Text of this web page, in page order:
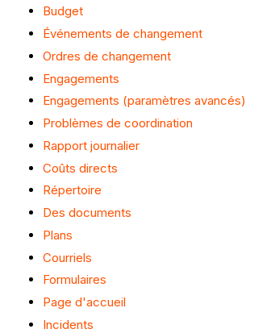
Budget
Événements de changement
Ordres de changement
Engagements
Engagements (paramètres avancés)
Problèmes de coordination
Rapport journalier
Coûts directs
Répertoire
Des documents
Plans
Courriels
Formulaires
Page d'accueil
Incidents